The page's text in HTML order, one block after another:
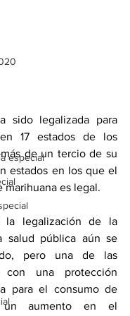
especial
sido legalizada para
17 estados de los
de un tercio de su
estados en los que el
marihuana es legal.
la legalización de la
salud pública aún se
pero una de las
con una protección
para el consumo de
un aumento en el